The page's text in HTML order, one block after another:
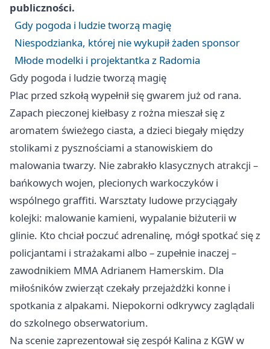
publiczności.
Gdy pogoda i ludzie tworzą magię
Niespodzianka, której nie wykupił żaden sponsor
Młode modelki i projektantka z Radomia
Gdy pogoda i ludzie tworzą magię
Plac przed szkołą wypełnił się gwarem już od rana.
Zapach pieczonej kiełbasy z rożna mieszał się z
aromatem świeżego ciasta, a dzieci biegały między
stolikami z pysznościami a stanowiskiem do
malowania twarzy. Nie zabrakło klasycznych atrakcji –
bańkowych wojen, plecionych warkoczyków i
wspólnego graffiti. Warsztaty ludowe przyciągały
kolejki: malowanie kamieni, wypalanie biżuterii w
glinie. Kto chciał poczuć adrenalinę, mógł spotkać się z
policjantami i strażakami albo – zupełnie inaczej –
zawodnikiem MMA Adrianem Hamerskim. Dla
miłośników zwierząt czekały przejażdżki konne i
spotkania z alpakami. Niepokorni odkrywcy zaglądali
do szkolnego obserwatorium.
Na scenie zaprezentował się zespół Kalina z KGW w